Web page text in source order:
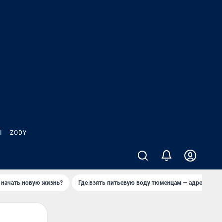
ZODY
начать новую жизнь? Где взять питьевую воду тюменцам — адреса